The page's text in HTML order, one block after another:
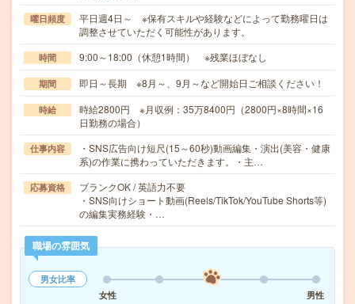
曜日頻度
平日週4日～ ※保有スキルや経験などによって勤務曜日は
調整させていただく可能性があります。
時間 9:00～18:00（休憩1時間） ※残業ほぼなし
期間 即日～長期 ※8月～、9月～など開始日ご相談ください！
時給
時給2800円 ※月収例：35万8400円（2800円×8時間×16
日勤務の場合）
仕事内容
・SNS広告向け短尺(15～60秒)動画編集・演出(美容・健康
系)の作業に携わっていただきます。・主…
応募資格
ブランクOK / 英語力不要
・SNS向けショート動画(Reels/TikTok/YouTube Shorts等)
の編集実務経験・…
職場の雰囲気
男女比率
女性
男性